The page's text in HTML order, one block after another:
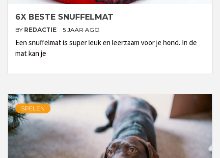
6X BESTE SNUFFELMAT
BY REDACTIE 5 JAAR AGO
Een snuffelmat is super leuk en leerzaam voor je hond. In de
mat kan je
SPELEN